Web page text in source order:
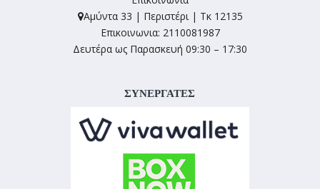
Αμύντα 33 | Περιστέρι | Τκ 12135
Επικοινωνια: 2110081987
Δευτέρα ως Παρασκευή 09:30 – 17:30
ΣΥΝΕΡΓΑΤΕΣ